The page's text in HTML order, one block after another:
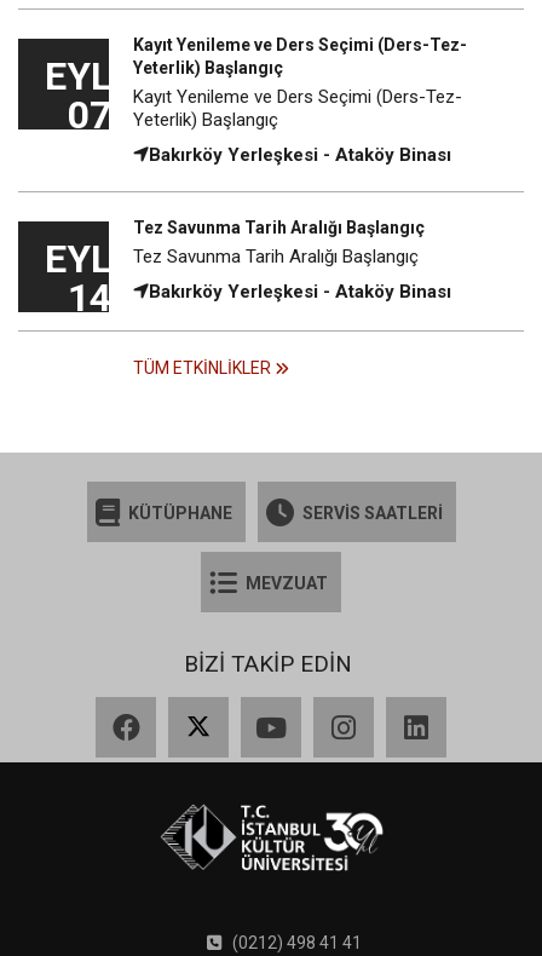
EYL
07
Kayıt Yenileme ve Ders Seçimi (Ders-Tez-
Yeterlik) Başlangıç
Kayıt Yenileme ve Ders Seçimi (Ders-Tez-
Yeterlik) Başlangıç
Bakırköy Yerleşkesi - Ataköy Binası
EYL
14
Tez Savunma Tarih Aralığı Başlangıç
Tez Savunma Tarih Aralığı Başlangıç
Bakırköy Yerleşkesi - Ataköy Binası
TÜM ETKINLIKLER
KÜTÜPHANE SERVİS SAATLERİ
MEVZUAT
BİZİ TAKİP EDİN
(0212) 498 41 41